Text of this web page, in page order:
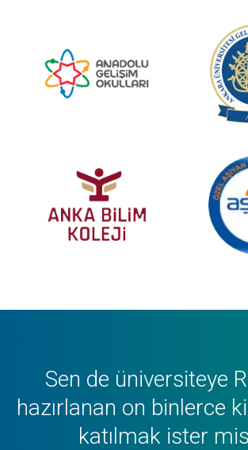
Sen de üniversiteye
hazırlanan on binlerce
katılmak ister